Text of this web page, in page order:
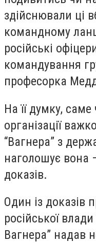
здійснювали ці
командному
російські
командування
професорка
На її думку, саме
організації
“Вагнера” з
наголошує вона
доказів.
Один із доказів
російської
Вагнера” надав